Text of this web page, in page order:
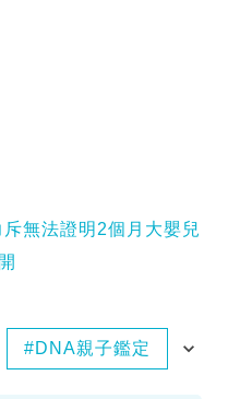
無法證明2個月大嬰兒
DNA親子鑑定